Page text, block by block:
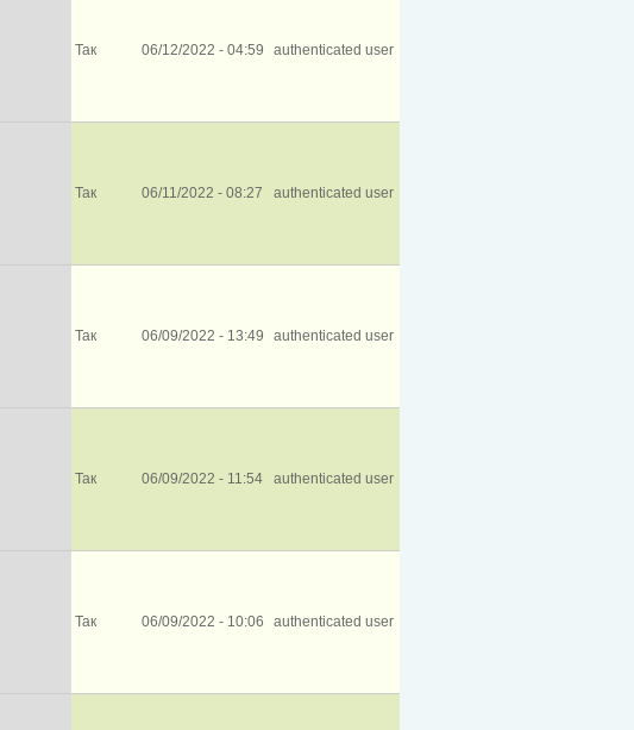
Так 06/12/2022 - 04:59 authenticated user
Так 06/11/2022 - 08:27 authenticated user
Так 06/09/2022 - 13:49 authenticated user
Так 06/09/2022 - 11:54 authenticated user
Так 06/09/2022 - 10:06 authenticated user